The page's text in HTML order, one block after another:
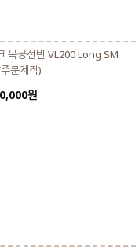
목공선반 VL200 Long SM
문제작)
원